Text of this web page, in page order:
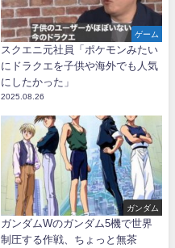
ゲーム
スクエニ元社員「ポケモンみたい
にドラクエを子供や海外でも人気
にしたかった」
2025.08.26
ガンダム
ガンダムWのガンダム5機で世界
制圧する作戦、ちょっと無茶